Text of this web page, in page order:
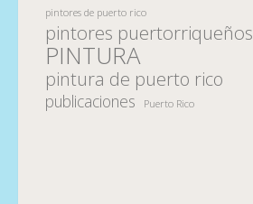
pintores de puerto rico
pintores puertorriqueños
PINTURA
pintura de puerto rico
publicaciones Puerto Rico